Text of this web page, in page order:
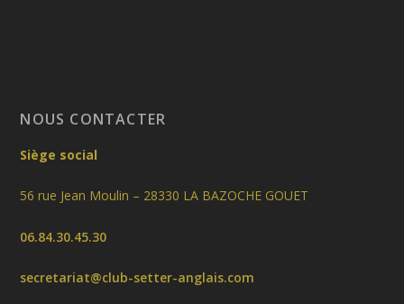
NOUS CONTACTER
Siège social
56 rue Jean Moulin – 28330 LA BAZOCHE GOUET
06.84.30.45.30
secretariat@club-setter-anglais.com